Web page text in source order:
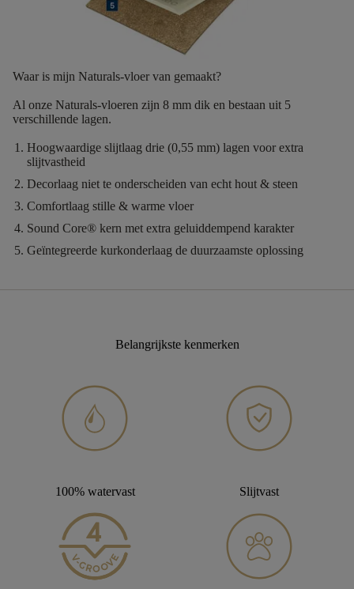
Waar is mijn Naturals-vloer van gemaakt?
Al onze Naturals-vloeren zijn 8 mm dik en bestaan uit 5
verschillende lagen.
Hoogwaardige slijtlaag drie (0,55 mm) lagen voor extra
slijtvastheid
Decorlaag niet te onderscheiden van echt hout & steen
Comfortlaag stille & warme vloer
Sound Core® kern met extra geluiddempend karakter
Geïntegreerde kurkonderlaag de duurzaamste oplossing
Belangrijkste kenmerken
100% watervast Slijtvast